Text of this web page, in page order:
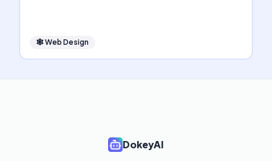
🕸Web Design
DokeyAI